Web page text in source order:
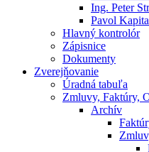
Ing. Peter
Pavol
Hlavný kontrolór
Zápisnice
Dokumenty
Zverejňovanie
Úradná tabuľa
Zmluvy, Faktúry,
Archív